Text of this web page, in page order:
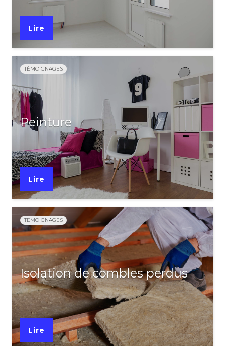
Lire
TÉMOIGNAGES
Peinture
Lire
TÉMOIGNAGES
Isolation de combles perdus
Lire